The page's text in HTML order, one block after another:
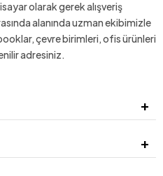
olarak gerek alışveriş
alanında uzman ekibimizle
çevre birimleri, ofis ürünleri
adresiniz.